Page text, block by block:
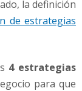
la definición
de estrategias
4 estrategias
para que